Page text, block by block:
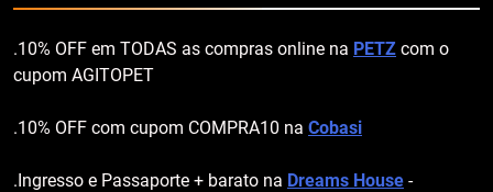
.10% OFF em TODAS as compras online na PETZ com o
cupom AGITOPET
.10% OFF com cupom COMPRA10 na Cobasi
.Ingresso e Passaporte + barato na Dreams House -